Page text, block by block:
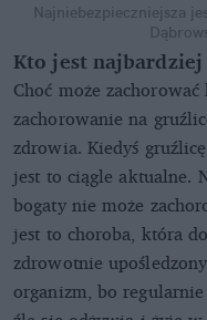
Najniebezpieczniejsza
Kto jest
Choć może
zachorowanie na
zdrowia. Kiedyś
jest to ciągle aktualne.
bogaty nie może
jest to choroba, która
zdrowotnie
organizm, bo